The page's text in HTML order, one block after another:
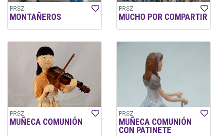
PRSZ
MONTAÑEROS
PRSZ
MUCHO POR COMPARTIR
PRSZ
MUÑECA COMUNIÓN
PRSZ
MUÑECA COMUNIÓN
CON PATINETE